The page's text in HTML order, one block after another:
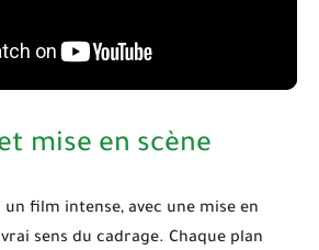
mise en scène
un film intense, avec une mise en
sens du cadrage. Chaque plan